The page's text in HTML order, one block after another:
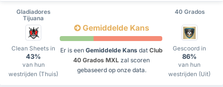
Gladiadores
Tijuana
40 Grados
Clean Sheets in
43%
van hun
westrijden (Thuis)
Gemiddelde Kans
Er is een Gemiddelde Kans dat Club
40 Grados MXL zal scoren
gebaseerd op onze data.
Gescoord in
86%
van hun
westrijden (Uit)